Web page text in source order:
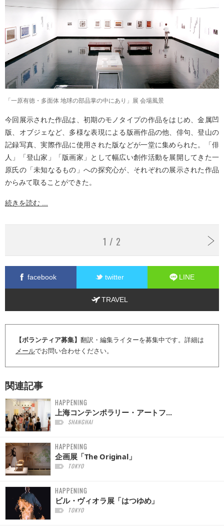
「一原有徳・多面体 地球の部品掌の中にあり」展 会場風景
今回展示された作品は、初期のモノタイプの作品をはじめ、金属凹
版、オブジェなど、多様な表現による版画作品の他、俳句、登山の
記録写真、実際作品に使用された版などが一堂に集められた。「俳
人」「登山家」「版画家」として幅広い創作活動を展開してきた一
原氏の「未知なるもの」への探究心が、それぞれの展示された作品
からみて取ることができた。
続きを読む ...
1 / 2
facebook twitter LINE
TRAVEL
【ボランティア募集】 翻訳・編集ライターを募集中です。詳細は
メールでお問い合わせください。
関連記事
HAPPENING
上海コンテンポラリー・アートフ...
SHANGHAI
HAPPENING
企画展「The Original」
TOKYO
HAPPENING
ビル・ヴィオラ展「はつゆめ」
TOKYO